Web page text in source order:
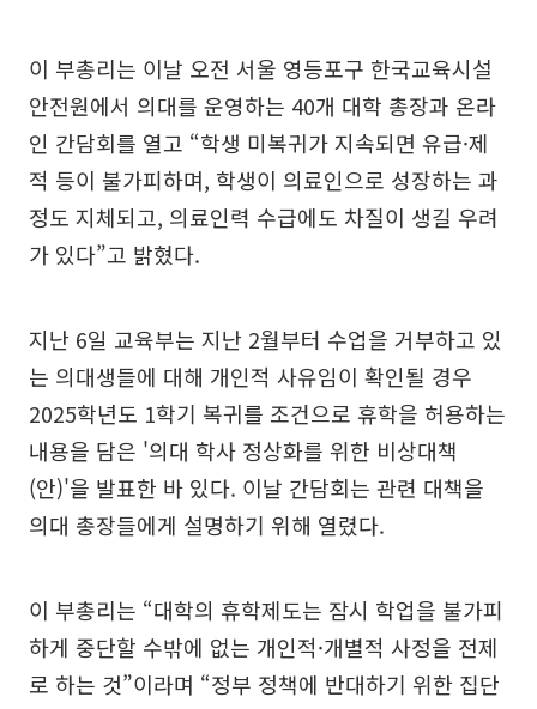
이 부총리는 이날 오전 서울 영등포구 한국교육시설
안전원에서 의대를 운영하는 40개 대학 총장과 온라
인 간담회를 열고 “학생 미복귀가 지속되면 유급·제
적 등이 불가피하며, 학생이 의료인으로 성장하는 과
정도 지체되고, 의료인력 수급에도 차질이 생길 우려
가 있다”고 밝혔다.
지난 6일 교육부는 지난 2월부터 수업을 거부하고 있
는 의대생들에 대해 개인적 사유임이 확인될 경우
2025학년도 1학기 복귀를 조건으로 휴학을 허용하는
내용을 담은 '의대 학사 정상화를 위한 비상대책
(안)'을 발표한 바 있다. 이날 간담회는 관련 대책을
의대 총장들에게 설명하기 위해 열렸다.
이 부총리는 “대학의 휴학제도는 잠시 학업을 불가피
하게 중단할 수밖에 없는 개인적·개별적 사정을 전제
로 하는 것”이라며 “정부 정책에 반대하기 위한 집단